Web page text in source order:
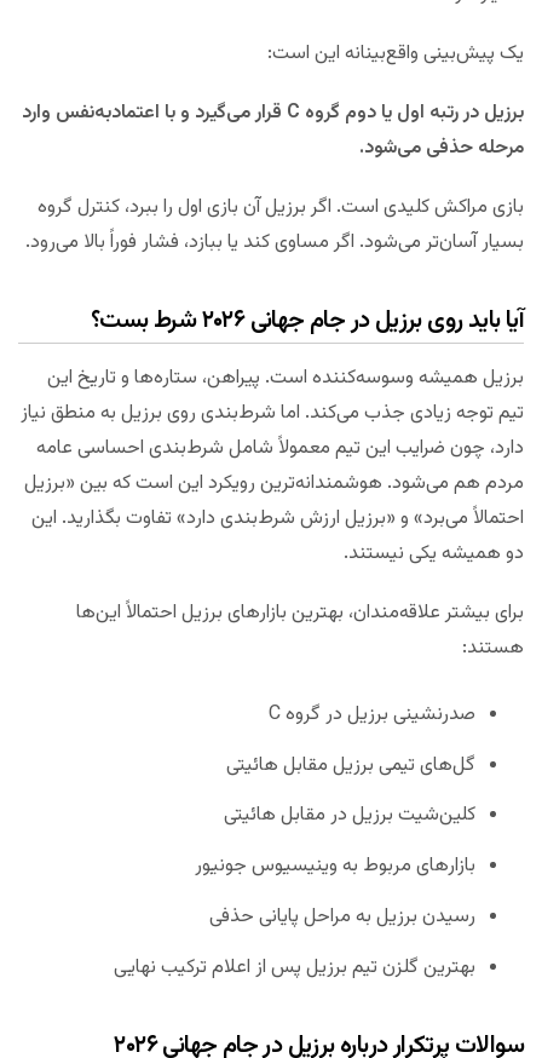
یک پیش‌بینی واقع‌بینانه این است:
برزیل در رتبه اول یا دوم گروه C قرار می‌گیرد و با اعتمادبه‌نفس وارد
مرحله حذفی می‌شود.
بازی مراکش کلیدی است. اگر برزیل آن بازی اول را ببرد، کنترل گروه
بسیار آسان‌تر می‌شود. اگر مساوی کند یا ببازد، فشار فوراً بالا می‌رود.
آیا باید روی برزیل در جام جهانی ۲۰۲۶ شرط بست؟
برزیل همیشه وسوسه‌کننده است. پیراهن، ستاره‌ها و تاریخ این
تیم توجه زیادی جذب می‌کند. اما شرط‌بندی روی برزیل به منطق نیاز
دارد، چون ضرایب این تیم معمولاً شامل شرط‌بندی احساسی عامه
مردم هم می‌شود. هوشمندانه‌ترین رویکرد این است که بین «برزیل
احتمالاً می‌برد» و «برزیل ارزش شرط‌بندی دارد» تفاوت بگذارید. این
دو همیشه یکی نیستند.
برای بیشتر علاقه‌مندان، بهترین بازارهای برزیل احتمالاً این‌ها
هستند:
صدرنشینی برزیل در گروه C
گل‌های تیمی برزیل مقابل هائیتی
کلین‌شیت برزیل در مقابل هائیتی
بازارهای مربوط به وینیسیوس جونیور
رسیدن برزیل به مراحل پایانی حذفی
بهترین گلزن تیم برزیل پس از اعلام ترکیب نهایی
سوالات پرتکرار درباره برزیل در جام جهانی ۲۰۲۶